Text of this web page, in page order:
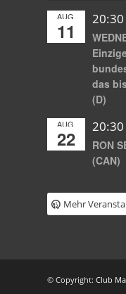
AUG.
11
20:30
das
(D)
AUG.
22
20:30
RON
(CAN)
Mehr
© Copyright: Club